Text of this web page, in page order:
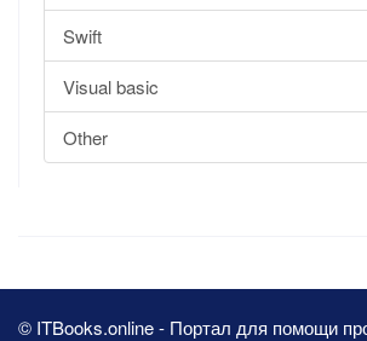
Swift
Visual basic
Other
© ITBooks.online - Портал для помощи